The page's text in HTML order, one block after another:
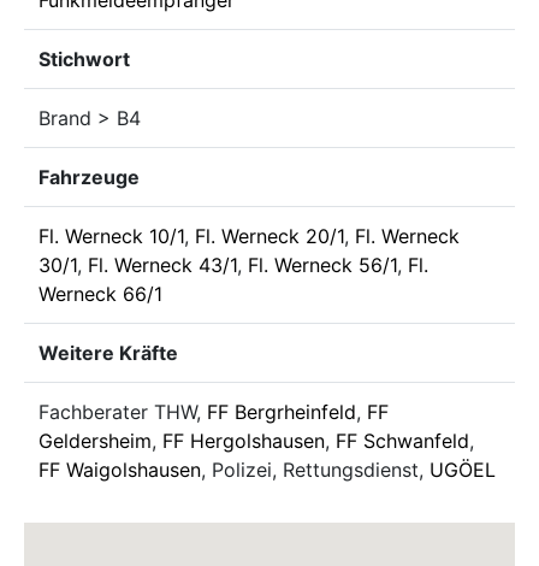
Stichwort
Brand > B4
Fahrzeuge
Fl. Werneck 10/1, Fl. Werneck 20/1, Fl. Werneck
30/1, Fl. Werneck 43/1, Fl. Werneck 56/1, Fl.
Werneck 66/1
Weitere Kräfte
Fachberater THW, FF Bergrheinfeld, FF
Geldersheim, FF Hergolshausen, FF Schwanfeld,
FF Waigolshausen, Polizei, Rettungsdienst, UGÖEL